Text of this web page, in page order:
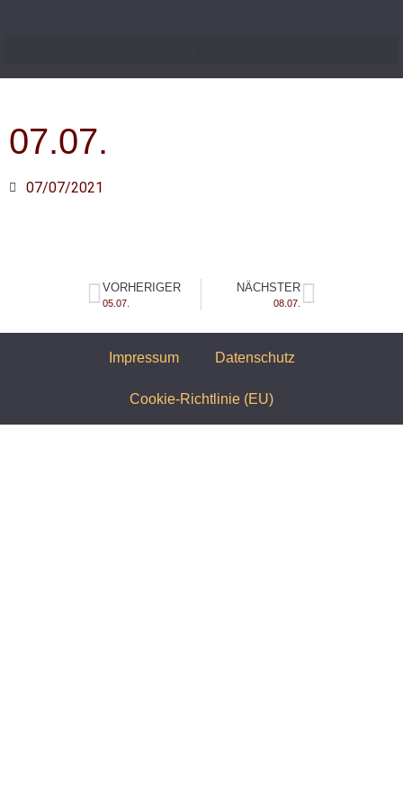
07.07.
07/07/2021
VORHERIGER
05.07.
NÄCHSTER
08.07.
Impressum Datenschutz
Cookie-Richtlinie (EU)